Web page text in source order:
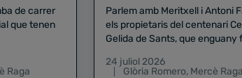
de carrer
que tenen
Raga
Parlem amb Meritxell i Antoni
els propietaris del centenari Celler
Gelida de Sants, que enguany
24 juliol 2026
Glòria Romero, Mercè Raga